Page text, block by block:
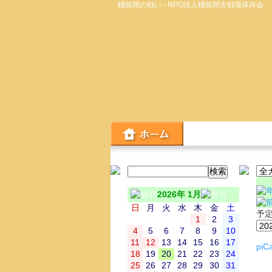
桶狭間の戦い - NPO法人桶狭間古戦場保存会
2026年 1月
日
月 火 水 木 金
土
1
2
3
4
5 6 7 8 9
10
11
12 13 14 15 16
17
18
19 20 21 22 23
24
25
26 27 28 29 30 31
予